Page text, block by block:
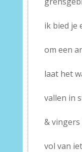
ik bied je
om een
laat het
vallen in
&
vol van